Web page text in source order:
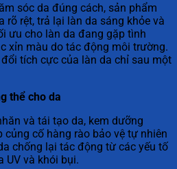
sóc da đúng cách, sản phẩm
rõ rệt, trả lại làn da sáng khỏe và
ưu cho làn da đang gặp tình
xỉn màu do tác động môi trường.
tích cực của làn da chỉ sau một
thể cho da
và tái tạo da, kem dưỡng
củng cố hàng rào bảo vệ tự nhiên
chống lại tác động từ các yếu tố
UV và khói bụi.